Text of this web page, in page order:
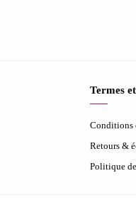
Termes
Conditions
Retours &
Politique